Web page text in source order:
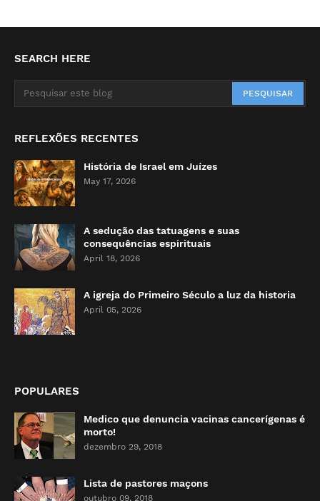
SEARCH HERE
REFLEXÕES RECENTES
História de Israel em Juízes
May 17, 2026
A sedução das tatuagens e suas
consequências espirituais
April 18, 2026
A igreja do Primeiro Século a luz da historia
April 05, 2026
POPULARES
Medico que denuncia vacinas cancerígenas é
morto!
dezembro 29, 2018
Lista de pastores maçons
outubro 09, 2018